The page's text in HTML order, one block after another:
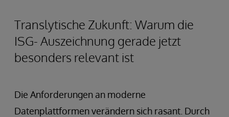
Translytische Zukunft: Warum die
ISG- Auszeichnung gerade jetzt
besonders relevant ist
Die Anforderungen an moderne
Datenplattformen verändern sich rasant. Durch